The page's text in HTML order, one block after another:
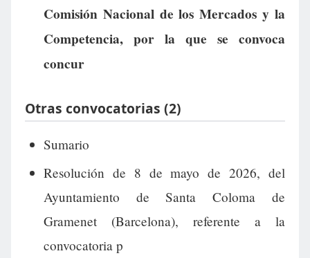
Comisión Nacional de los Mercados y la
Competencia, por la que se convoca
concur
Otras convocatorias (2)
Sumario
Resolución de 8 de mayo de 2026, del
Ayuntamiento de Santa Coloma de
Gramenet (Barcelona), referente a la
convocatoria p